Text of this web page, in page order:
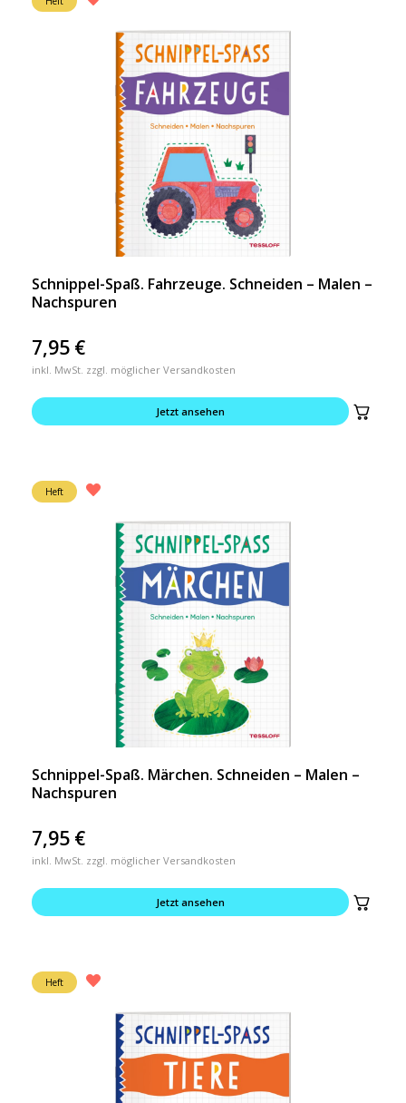
Schnippel-Spaß. Fahrzeuge. Schneiden – Malen –
Nachspuren
7,95 €
inkl. MwSt. zzgl. möglicher Versandkosten
Jetzt ansehen
Heft
Schnippel-Spaß. Märchen. Schneiden – Malen –
Nachspuren
7,95 €
inkl. MwSt. zzgl. möglicher Versandkosten
Jetzt ansehen
Heft